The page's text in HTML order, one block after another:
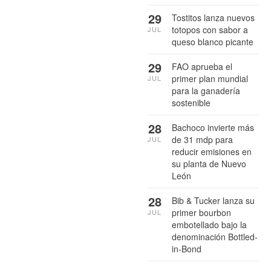
Tostitos lanza nuevos
totopos con sabor a
queso blanco picante
29
JUL
FAO aprueba el
primer plan mundial
para la ganadería
sostenible
29
JUL
Bachoco invierte más
de 31 mdp para
reducir emisiones en
su planta de Nuevo
León
28
JUL
Bib & Tucker lanza su
primer bourbon
embotellado bajo la
denominación Bottled-
in-Bond
28
JUL